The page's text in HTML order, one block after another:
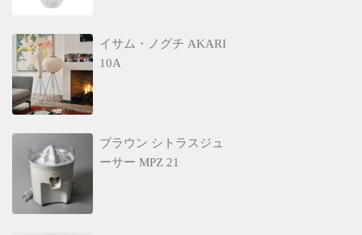
イサム・ノグチ AKARI
10A
ブラウン シトラスジュ
ーサー MPZ 21